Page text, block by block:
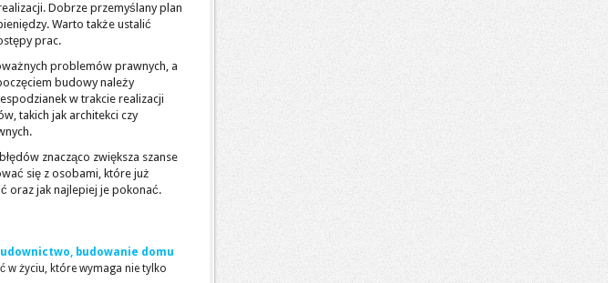
Dobrze przemyślany plan
Warto także ustalić
prac.
problemów prawnych, a
budowy należy
w trakcie realizacji
takich jak architekci czy
znacząco zwiększa szanse
się z osobami, które już
oraz jak najlepiej je pokonać.
budowanie domu
w życiu, które wymaga nie tylko